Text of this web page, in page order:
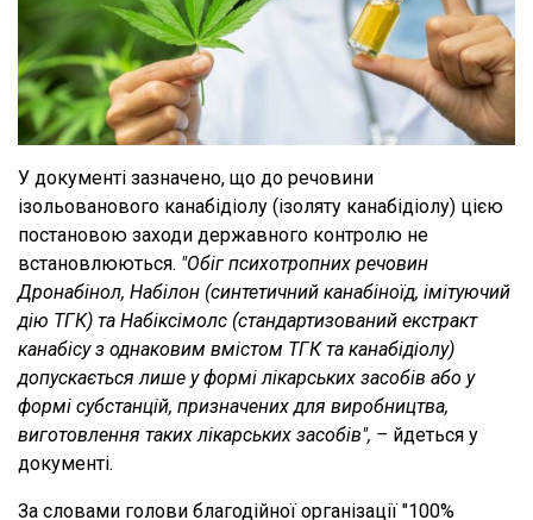
У документі зазначено, що до речовини
ізольованового канабідіолу (ізоляту канабідіолу) цією
постановою заходи державного контролю не
встановлюються. "Обіг психотропних речовин
Дронабінол, Набілон (синтетичний канабіноїд, імітуючий
дію ТГК) та Набіксімолс (стандартизований екстракт
канабісу з однаковим вмістом ТГК та канабідіолу)
допускається лише у формі лікарських засобів або у
формі субстанцій, призначених для виробництва,
виготовлення таких лікарських засобів", – йдеться у
документі.
За словами голови благодійної організації "100%